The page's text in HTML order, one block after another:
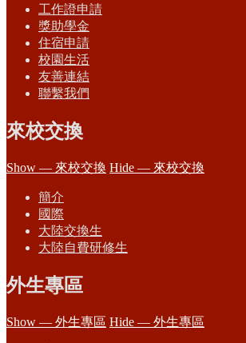
工作證申請
獎助學金
住宿申請
校園生活
友善連結
聯繫我們
來校交換
Show — 來校交換 Hide — 來校交換
簡介
國際
大陸交換生
大陸自費研修生
外生專區
Show — 外生專區 Hide — 外生專區